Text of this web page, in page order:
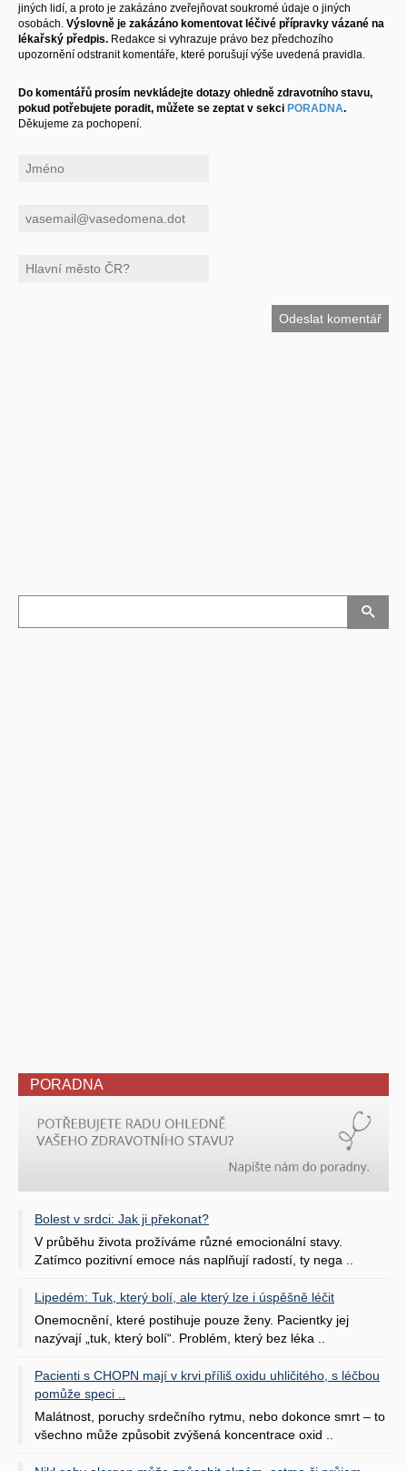
jiných lidí, a proto je zakázáno zveřejňovat soukromé údaje o jiných
osobách. Výslovně je zakázáno komentovat léčivé přípravky vázané na
lékařský předpis. Redakce si vyhrazuje právo bez předchozího
upozornění odstranit komentáře, které porušují výše uvedená pravidla.
Do komentářů prosím nevkládejte dotazy ohledně zdravotního stavu,
pokud potřebujete poradit, můžete se zeptat v sekci PORADNA.
Děkujeme za pochopení.
PORADNA
Bolest v srdci: Jak ji překonat?
V průběhu života prožíváme různé emocionální stavy.
Zatímco pozitivní emoce nás naplňují radostí, ty nega ..
Lipedém: Tuk, který bolí, ale který lze i úspěšně léčit
Onemocnění, které postihuje pouze ženy. Pacientky jej
nazývají „tuk, který bolí“. Problém, který bez léka ..
Pacienti s CHOPN mají v krvi příliš oxidu uhličitého, s léčbou
pomůže speci ..
Malátnost, poruchy srdečního rytmu, nebo dokonce smrt – to
všechno může způsobit zvýšená koncentrace oxid ..